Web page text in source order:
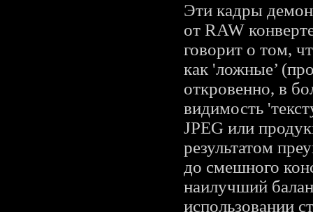
Эти кадры
от RAW
говорит о том,
как 'ложные’
откровенно, в
видимость
JPEG или
результатом
до смешного
наилучший
использовании